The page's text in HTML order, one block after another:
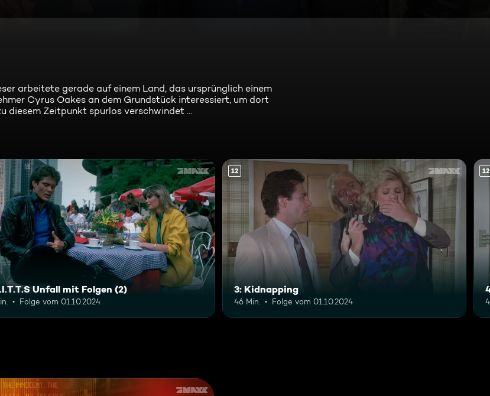
arbeitete gerade auf einem Land, das ursprünglich einem
Cyrus Oakes an dem Grundstück interessiert, um dort
diesem Zeitpunkt spurlos verschwindet ...
Unfall mit Folgen (2)
Folge vom 01.10.2024
12
3: Kidnapping
46 Min. Folge vom 01.10.2024
12